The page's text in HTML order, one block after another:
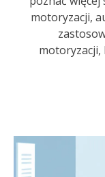
motoryzacji,
motoryzacji,